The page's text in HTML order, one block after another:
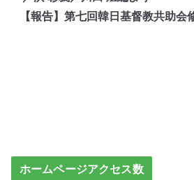
【報告】第七回韓日基督教共助
ホームページアクセス数